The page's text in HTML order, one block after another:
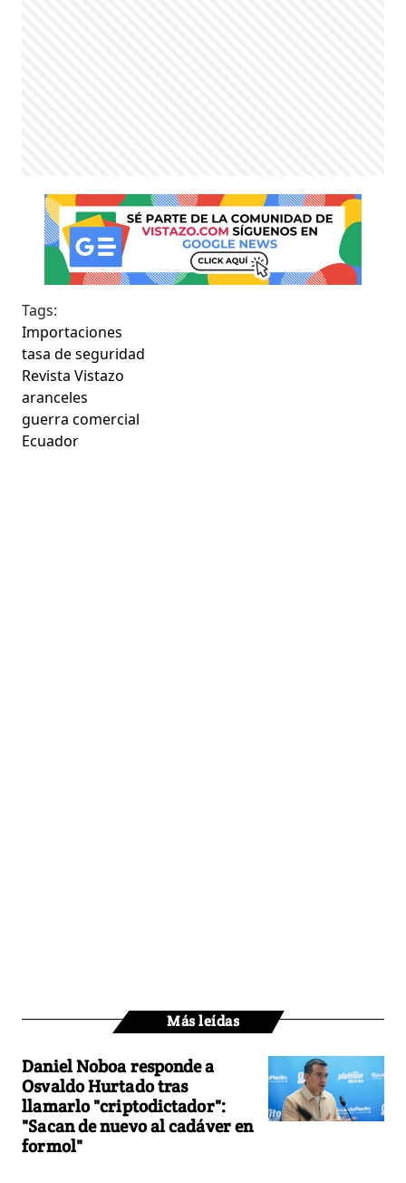
Tags:
Importaciones
tasa de seguridad
Revista Vistazo
aranceles
guerra comercial
Ecuador
Más leídas
Daniel Noboa responde a
Osvaldo Hurtado tras
llamarlo "criptodictador":
"Sacan de nuevo al cadáver en
formol"